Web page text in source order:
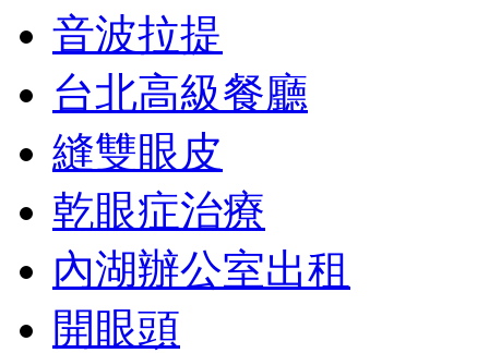
音波拉提
台北高級餐廳
縫雙眼皮
乾眼症治療
內湖辦公室出租
開眼頭